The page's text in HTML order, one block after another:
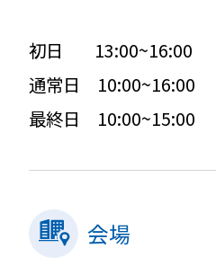
初日 13:00~16:00
通常日 10:00~16:00
最終日 10:00~15:00
会場